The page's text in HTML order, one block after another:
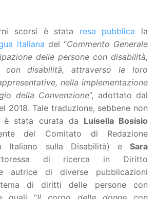
scorsi è stata resa pubblica la
italiana del “Commento Generale
delle persone con disabilità,
disabilità, attraverso le loro
nella implementazione
della Convenzione”, adottato dal
2018. Tale traduzione, sebbene non
è stata curata da Luisella Bosisio
del Comitato di Redazione
Italiano sulla Disabilità) eSara
di ricerca in Diritto
autrice di diverse pubblicazioni
di diritti delle persone con